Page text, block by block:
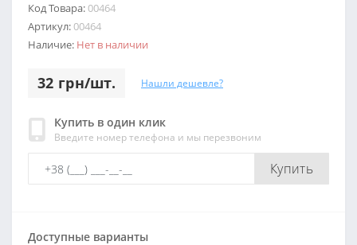
Код Товара:00464
Артикул:00464
Наличие: Нет в наличии
32 грн/шт. Нашли дешевле?
Купить в один клик
Введите номер телефона и мы перезвоним
Купить
Доступные варианты